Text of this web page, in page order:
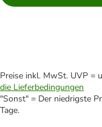
Preise inkl. MwSt. UVP =
die Lieferbedingungen
"Sonst" = Der niedrigste
Tage.